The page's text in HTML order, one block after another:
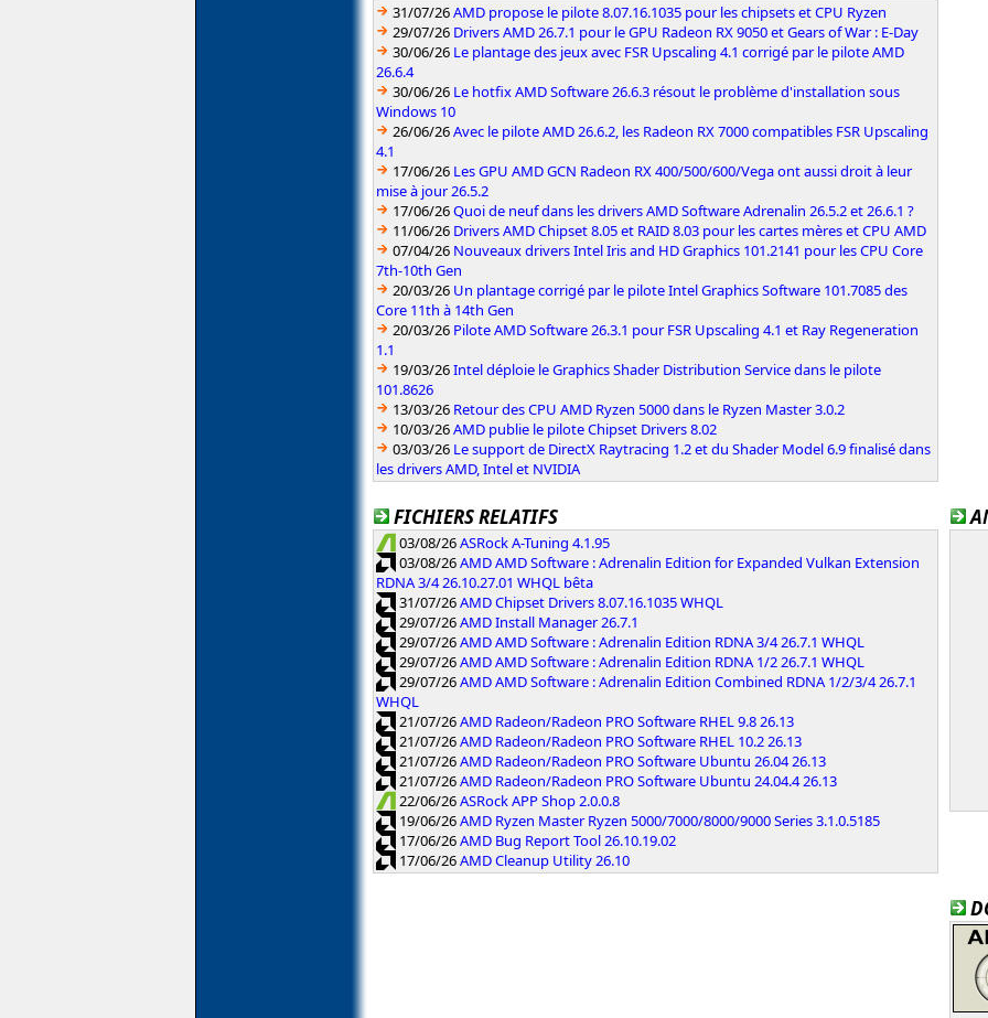
31/07/26AMD propose le pilote 8.07.16.1035 pour les chipsets et CPU Ryzen
29/07/26 Drivers AMD 26.7.1 pour le GPU Radeon RX 9050 et Gears of War : E-Day
30/06/26 Le plantage des jeux avec FSR Upscaling 4.1 corrigé par le pilote AMD
26.6.4
30/06/26 Le hotfix AMD Software 26.6.3 résout le problème d'installation sous
Windows 10
26/06/26Avec le pilote AMD 26.6.2, les Radeon RX 7000 compatibles FSR Upscaling
4.1
17/06/26 Les GPU AMD GCN Radeon RX 400/500/600/Vega ont aussi droit à leur
mise à jour 26.5.2
17/06/26Quoi de neuf dans les drivers AMD Software Adrenalin 26.5.2 et 26.6.1 ?
11/06/26 Drivers AMD Chipset 8.05 et RAID 8.03 pour les cartes mères et CPU AMD
07/04/26 Nouveaux drivers Intel Iris and HD Graphics 101.2141 pour les CPU Core
7th-10th Gen
20/03/26 Un plantage corrigé par le pilote Intel Graphics Software 101.7085 des
Core 11th à 14th Gen
20/03/26 Pilote AMD Software 26.3.1 pour FSR Upscaling 4.1 et Ray Regeneration
1.1
19/03/26Intel déploie le Graphics Shader Distribution Service dans le pilote
101.8626
13/03/26 Retour des CPU AMD Ryzen 5000 dans le Ryzen Master 3.0.2
10/03/26AMD publie le pilote Chipset Drivers 8.02
03/03/26 Le support de DirectX Raytracing 1.2 et du Shader Model 6.9 finalisé dans
les drivers AMD, Intel et NVIDIA
FICHIERS RELATIFS
03/08/26ASRock A-Tuning 4.1.95
03/08/26AMD AMD Software : Adrenalin Edition for Expanded Vulkan Extension
RDNA 3/4 26.10.27.01 WHQL bêta
31/07/26AMD Chipset Drivers 8.07.16.1035 WHQL
29/07/26AMD Install Manager 26.7.1
29/07/26AMD AMD Software : Adrenalin Edition RDNA 3/4 26.7.1 WHQL
29/07/26AMD AMD Software : Adrenalin Edition RDNA 1/2 26.7.1 WHQL
29/07/26AMD AMD Software : Adrenalin Edition Combined RDNA 1/2/3/4 26.7.1
WHQL
21/07/26AMD Radeon/Radeon PRO Software RHEL 9.8 26.13
21/07/26AMD Radeon/Radeon PRO Software RHEL 10.2 26.13
21/07/26AMD Radeon/Radeon PRO Software Ubuntu 26.04 26.13
21/07/26AMD Radeon/Radeon PRO Software Ubuntu 24.04.4 26.13
22/06/26ASRock APP Shop 2.0.0.8
19/06/26AMD Ryzen Master Ryzen 5000/7000/8000/9000 Series 3.1.0.5185
17/06/26AMD Bug Report Tool 26.10.19.02
17/06/26AMD Cleanup Utility 26.10